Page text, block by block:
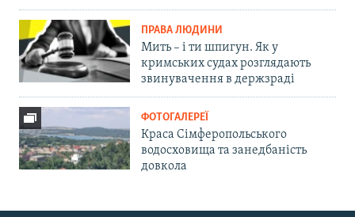
ПРАВА ЛЮДИНИ
Мить – і ти шпигун. Як у
кримських судах розглядають
звинувачення в держзраді
ФОТОГАЛЕРЕЇ
Краса Сімферопольського
водосховища та занедбаність
довкола